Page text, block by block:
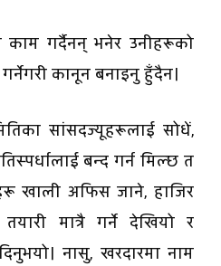
काम गर्दैनन् भनेर उनीहरूको
कानून बनाइनु हुँदैन।
सांसदज्यूहरूलाई सोधें,
बन्द गर्न मिल्छ त
खाली अफिस जाने, हाजिर
मात्रै गर्ने देखियो र
नासु, खरदारमा नाम